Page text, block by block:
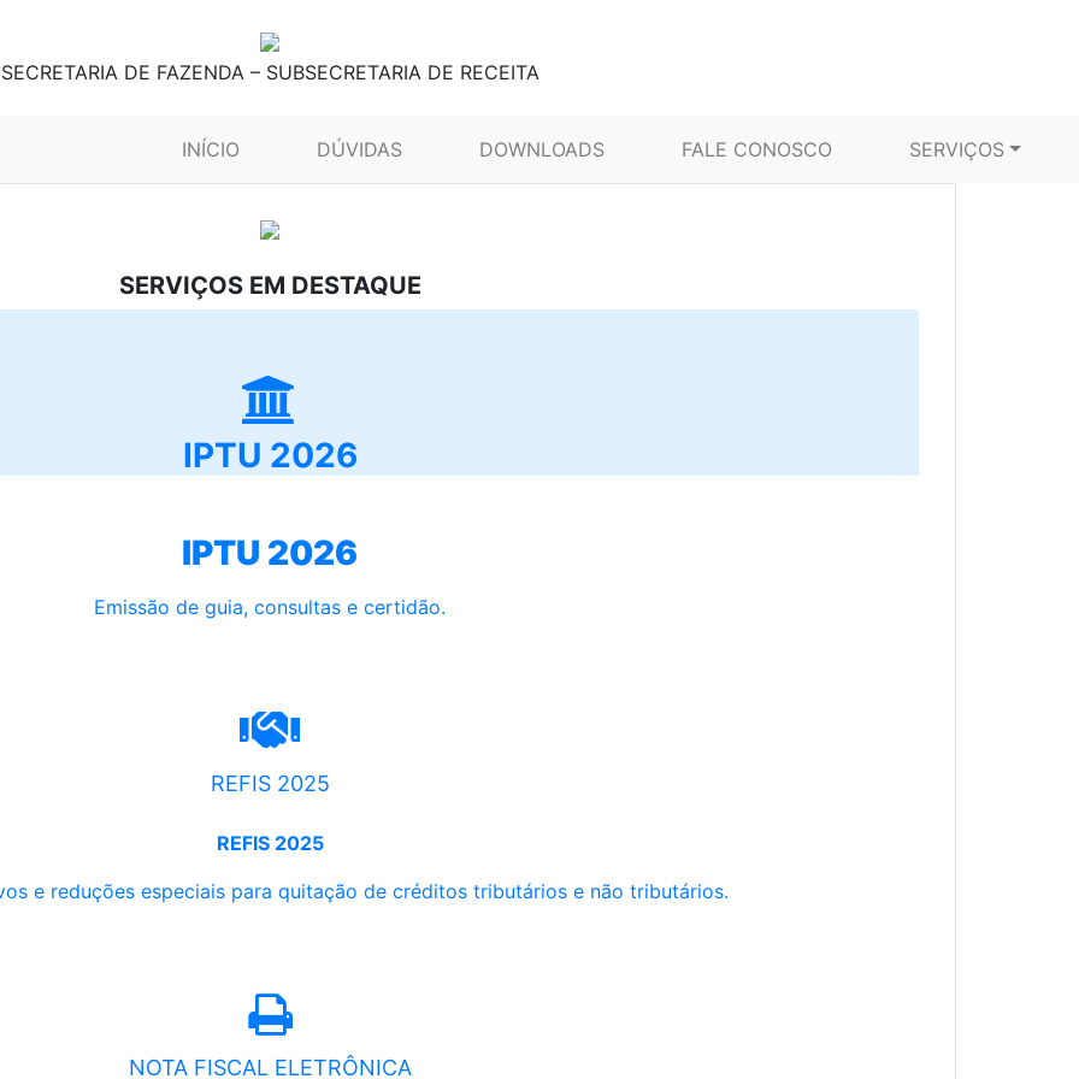
SECRETARIA DE FAZENDA – SUBSECRETARIA DE RECEITA
INÍCIO (CURRENT)DÚVIDAS DOWNLOADS FALE CONOSCO SERVIÇOS
SERVIÇOS EM DESTAQUE
IPTU 2026
IPTU 2026
Emissão de guia, consultas e certidão.
REFIS 2025
REFIS 2025
e reduções especiais para quitação de créditos tributários e não tributários.
NOTA FISCAL ELETRÔNICA